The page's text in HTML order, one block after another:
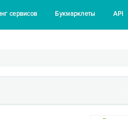
сервисов Букмарклеты API